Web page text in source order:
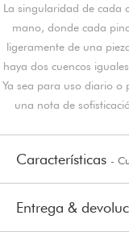
La singularidad de cada
mano, donde cada
ligeramente de una
haya dos cuencos
Ya sea para uso diario o
una nota de
Características -
Entrega &